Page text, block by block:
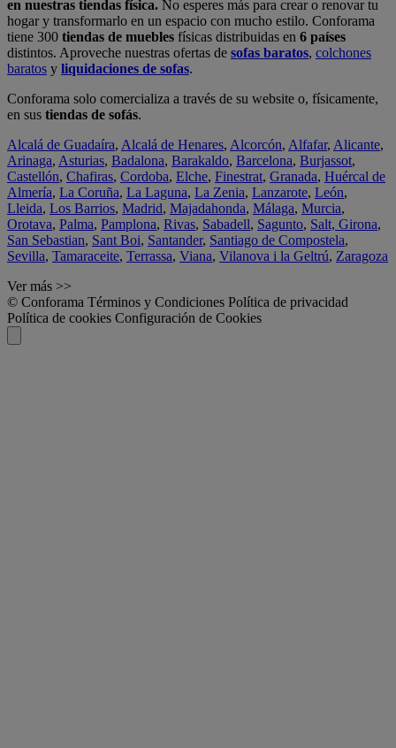
en nuestras tiendas física. No esperes más para crear o renovar tu
hogar y transformarlo en un espacio con mucho estilo. Conforama
tiene 300 tiendas de muebles físicas distribuidas en 6 países
distintos. Aproveche nuestras ofertas de sofas baratos, colchones
baratos y liquidaciones de sofas.
Conforama solo comercializa a través de su website o, físicamente,
en sus tiendas de sofás.
Alcalá de Guadaíra, Alcalá de Henares, Alcorcón, Alfafar, Alicante,
Arinaga, Asturias, Badalona, Barakaldo, Barcelona, Burjassot,
Castellón, Chafiras, Cordoba, Elche, Finestrat, Granada, Huércal de
Almería, La Coruña, La Laguna, La Zenia, Lanzarote, León,
Lleida, Los Barrios, Madrid, Majadahonda, Málaga, Murcia,
Orotava, Palma, Pamplona, Rivas, Sabadell, Sagunto, Salt, Girona,
San Sebastian, Sant Boi, Santander, Santiago de Compostela,
Sevilla, Tamaraceite, Terrassa, Viana, Vilanova i la Geltrú, Zaragoza
Ver más >>
© Conforama Términos y Condiciones Política de privacidad
Política de cookies Configuración de Cookies